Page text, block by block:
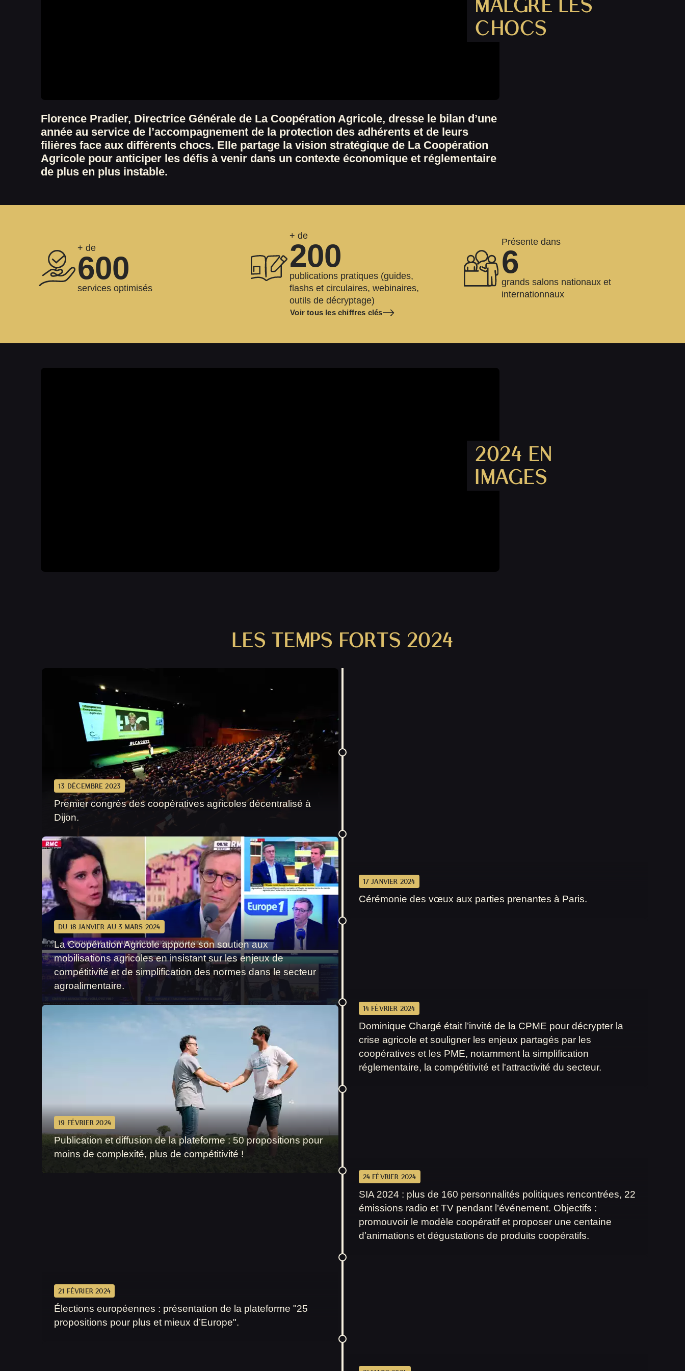
MALGRÉ LES
CHOCS
Florence Pradier, Directrice Générale de La Coopération Agricole, dresse le bilan d’une
année au service de l’accompagnement de la protection des adhérents et de leurs
filières face aux différents chocs. Elle partage la vision stratégique de La Coopération
Agricole pour anticiper les défis à venir dans un contexte économique et réglementaire
de plus en plus instable.
+ de
600
services optimisés
+ de
200
publications pratiques (guides,
flashs et circulaires, webinaires,
outils de décryptage)
Présente dans
6
grands salons nationaux et
internationnaux
Voir tous les chiffres clés
2024 EN
IMAGES
LES TEMPS FORTS 2024
13 DÉCEMBRE 2023
Premier congrès des coopératives agricoles décentralisé à
Dijon.
DU 18 JANVIER AU 3 MARS 2024
La Coopération Agricole apporte son soutien aux
mobilisations agricoles en insistant sur les enjeux de
compétitivité et de simplification des normes dans le secteur
agroalimentaire.
19 FÉVRIER 2024
Publication et diffusion de la plateforme : 50 propositions pour
moins de complexité, plus de compétitivité !
21 FÉVRIER 2024
Élections européennes : présentation de la plateforme "25
propositions pour plus et mieux d’Europe".
17 JANVIER 2024
Cérémonie des vœux aux parties prenantes à Paris.
14 FÉVRIER 2024
Dominique Chargé était l’invité de la CPME pour décrypter la
crise agricole et souligner les enjeux partagés par les
coopératives et les PME, notamment la simplification
réglementaire, la compétitivité et l'attractivité du secteur.
24 FÉVRIER 2024
SIA 2024 : plus de 160 personnalités politiques rencontrées, 22
émissions radio et TV pendant l’événement. Objectifs :
promouvoir le modèle coopératif et proposer une centaine
d’animations et dégustations de produits coopératifs.